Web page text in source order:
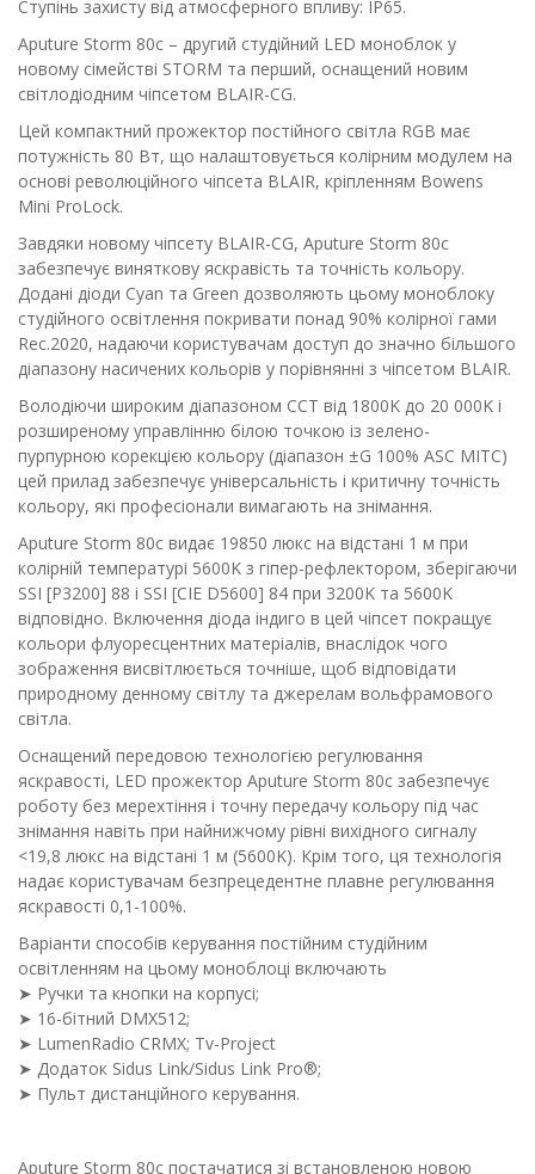
Ступінь захисту від атмосферного впливу: IP65.
Aputure Storm 80c – другий студійний LED моноблок у
новому сімействі STORM та перший, оснащений новим
світлодіодним чіпсетом BLAIR-CG.
Цей компактний прожектор постійного світла RGB має
потужність 80 Вт, що налаштовується колірним модулем на
основі революційного чіпсета BLAIR, кріпленням Bowens
Mini ProLock.
Завдяки новому чіпсету BLAIR-CG, Aputure Storm 80c
забезпечує виняткову яскравість та точність кольору.
Додані діоди Cyan та Green дозволяють цьому моноблоку
студійного освітлення покривати понад 90% колірної гами
Rec.2020, надаючи користувачам доступ до значно більшого
діапазону насичених кольорів у порівнянні з чіпсетом BLAIR.
Володіючи широким діапазоном CCT від 1800K до 20 000K і
розширеному управлінню білою точкою із зелено-
пурпурною корекцією кольору (діапазон ±G 100% ASC MITC)
цей прилад забезпечує універсальність і критичну точність
кольору, які професіонали вимагають на знімання.
Aputure Storm 80c видає 19850 люкс на відстані 1 м при
колірній температурі 5600K з гіпер-рефлектором, зберігаючи
SSI [P3200] 88 і SSI [CIE D5600] 84 при 3200K та 5600K
відповідно. Включення діода індиго в цей чіпсет покращує
кольори флуоресцентних матеріалів, внаслідок чого
зображення висвітлюється точніше, щоб відповідати
природному денному світлу та джерелам вольфрамового
світла.
Оснащений передовою технологією регулювання
яскравості, LED прожектор Aputure Storm 80c забезпечує
роботу без мерехтіння і точну передачу кольору під час
знімання навіть при найнижчому рівні вихідного сигналу
<19,8 люкс на відстані 1 м (5600K). Крім того, ця технологія
надає користувачам безпрецедентне плавне регулювання
яскравості 0,1-100%.
Варіанти способів керування постійним студійним
освітленням на цьому моноблоці включають
➤ Ручки та кнопки на корпусі;
➤ 16-бітний DMX512;
➤ LumenRadio CRMX; Tv-Project
➤ Додаток Sidus Link/Sidus Link Pro®;
➤ Пульт дистанційного керування.
Aputure Storm 80c постачатися зі встановленою новою